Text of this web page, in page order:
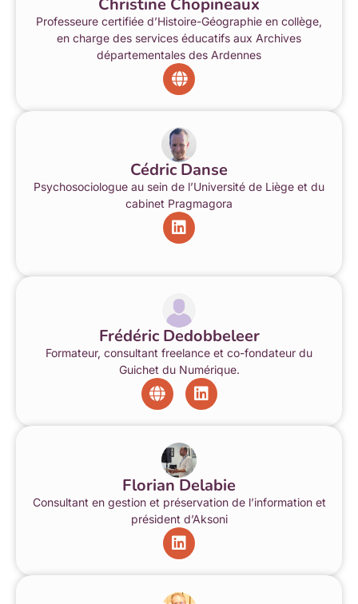
Professeure certifiée d’Histoire-Géographie en collège,
en charge des services éducatifs aux Archives
départementales des Ardennes
Cédric Danse
Psychosociologue au sein de l’Université de Liège et du
cabinet Pragmagora
Frédéric Dedobbeleer
Formateur, consultant freelance et co-fondateur du
Guichet du Numérique.
Florian Delabie
Consultant en gestion et préservation de l’information et
président d’Aksoni